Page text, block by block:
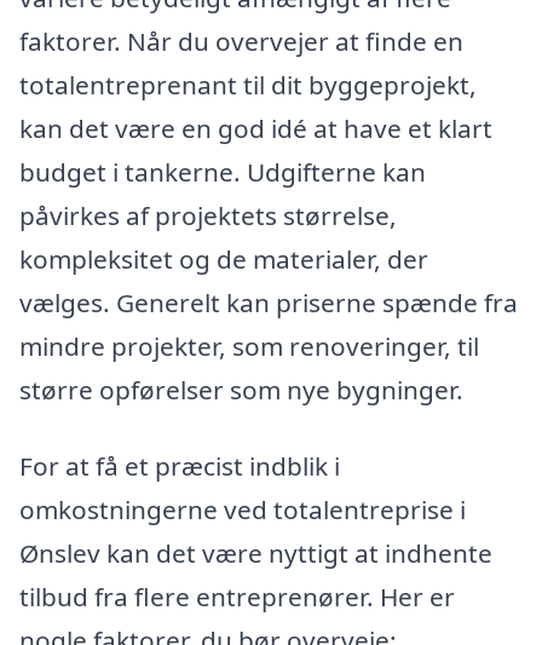
faktorer. Når du overvejer at finde en
totalentreprenant til dit byggeprojekt,
kan det være en god idé at have et klart
budget i tankerne. Udgifterne kan
påvirkes af projektets størrelse,
kompleksitet og de materialer, der
vælges. Generelt kan priserne spænde fra
mindre projekter, som renoveringer, til
større opførelser som nye bygninger.
For at få et præcist indblik i
omkostningerne ved totalentreprise i
Ønslev kan det være nyttigt at indhente
tilbud fra flere entreprenører. Her er